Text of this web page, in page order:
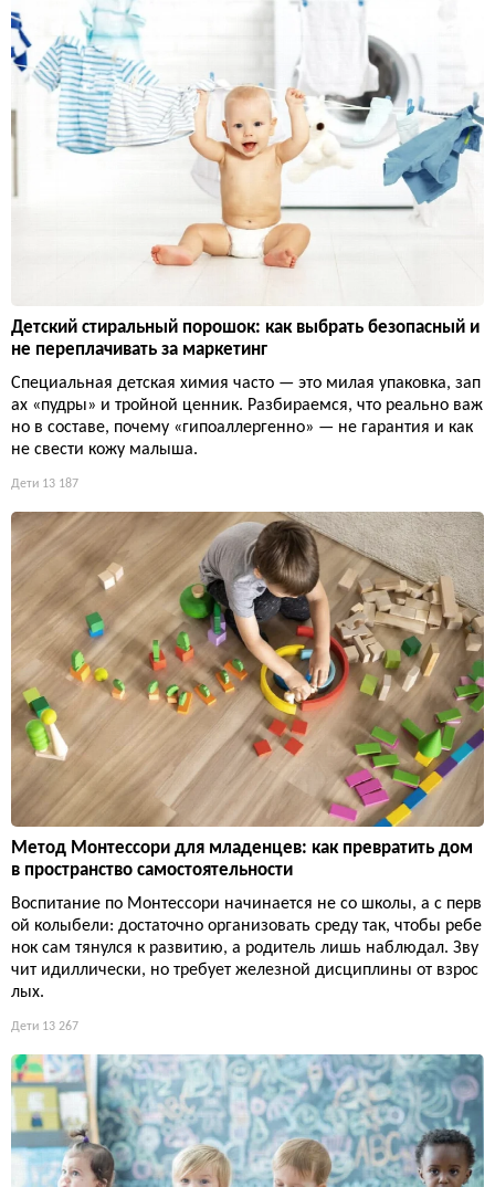
Детский стиральный порошок: как выбрать безопасный и
не переплачивать за маркетинг
Специальная детская химия часто — это милая упаковка, зап
ах «пудры» и тройной ценник. Разбираемся, что реально важ
но в составе, почему «гипоаллергенно» — не гарантия и как
не свести кожу малыша.
Дети 13 187
Метод Монтессори для младенцев: как превратить дом
в пространство самостоятельности
Воспитание по Монтессори начинается не со школы, а с перв
ой колыбели: достаточно организовать среду так, чтобы ребе
нок сам тянулся к развитию, а родитель лишь наблюдал. Зву
чит идиллически, но требует железной дисциплины от взрос
лых.
Дети 13 267